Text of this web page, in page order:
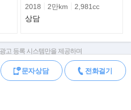
는
상 조합을 한층 고급스럽게 구성한 것
2018 2만km 2,981cc
상담
문자상담 전화걸기
고 등록 시스템만을 제공하며
대한 모든 책임은 판매자에게 있습니다.
, 성능점검기록부, 실제 차량 상태,
직접 정보를 확인하세요.